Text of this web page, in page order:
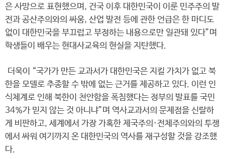
은 사망으로 표현했으며, 건국 이후 대한민국이 이룬 민주주의 발
전과 공산주의와의 싸움, 산업 발전 등에 관한 언급은 한 마디도
없이 대한민국을 부끄럽고 부정하는 내용으로만 일관돼 있다”며
학생들이 배우는 현대사교육의 현실을 지탄했다.
더욱이 “국가가 만든 교과서가 대한민국은 지킬 가치가 없고 북
한을 모델로 추종할 수 밖에 없는 근거를 제공하고 있다. 이런 인
식체계로 인해 북한이 천안함을 폭침했다는 정부의 발표를 국민
34%가 믿지 않는 것 아니냐”며 역사교과서의 문제점을 신랄하
게 비판하고, 세계에서 가장 가혹한 제국주의·전체주의와의 투쟁
에서 싸워 여기까지 온 대한민국의 역사를 재구성할 것을 강조했
다.